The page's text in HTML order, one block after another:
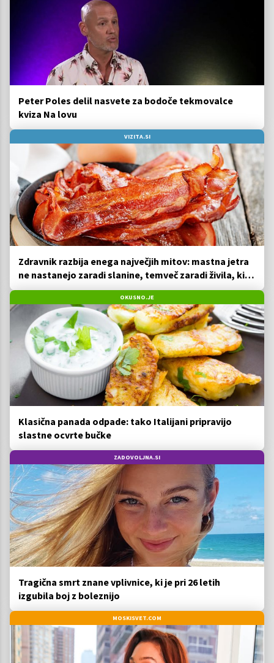
Peter Poles delil nasvete za bodoče tekmovalce
kviza Na lovu
VIZITA.SI
Zdravnik razbija enega največjih mitov: mastna jetra
ne nastanejo zaradi slanine, temveč zaradi živila, ki
ga imamo vsi radi
OKUSNO.JE
Klasična panada odpade: tako Italijani pripravijo
slastne ocvrte bučke
ZADOVOLJNA.SI
Tragična smrt znane vplivnice, ki je pri 26 letih
izgubila boj z boleznijo
MOSKISVET.COM